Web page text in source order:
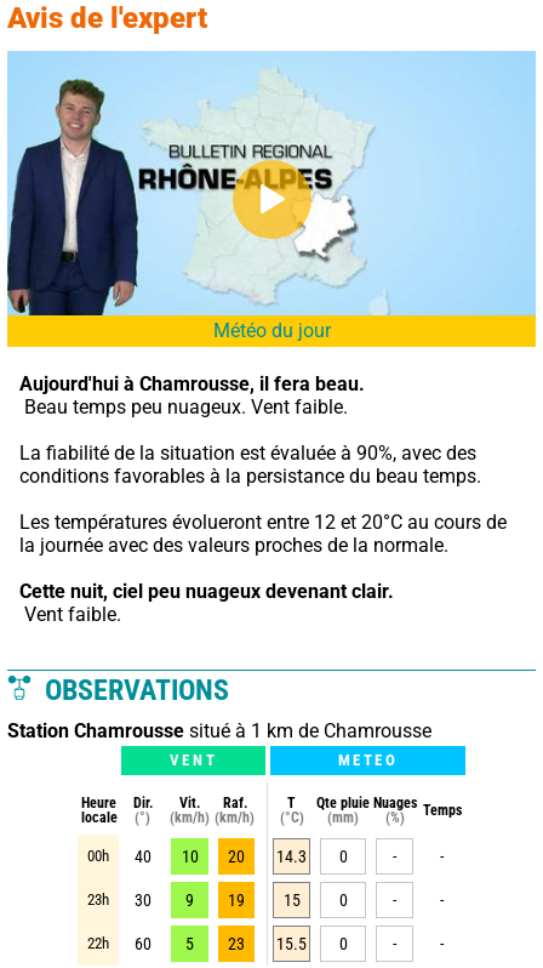
Avis de l'expert
Météo du jour
Aujourd'hui à Chamrousse, il fera beau.
Beau temps peu nuageux. Vent faible.
La fiabilité de la situation est évaluée à 90%, avec des
conditions favorables à la persistance du beau temps.
Les températures évolueront entre 12 et 20°C au cours de
la journée avec des valeurs proches de la normale.
Cette nuit, ciel peu nuageux devenant clair.
Vent faible.
OBSERVATIONS
Station Chamrousse situé à 1 km de Chamrousse
VENT METEO
Heure
locale
Dir.
(°)
Vit.
(km/h)
Raf.
(km/h)
T
(°C)
Qte pluie
(mm)
Nuages
(%)
Temps
00h 40 10 20 14.3 0 - -
23h 30 9 19 15 0 - -
22h 60 5 23 15.5 0 - -